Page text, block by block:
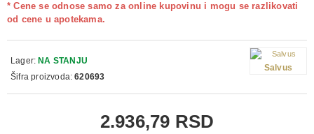
* Cene se odnose samo za online kupovinu i mogu se razlikovati
od cene u apotekama.
2.936,79 RSD
Lager: NA STANJU
Šifra proizvoda: 620693
Salvus